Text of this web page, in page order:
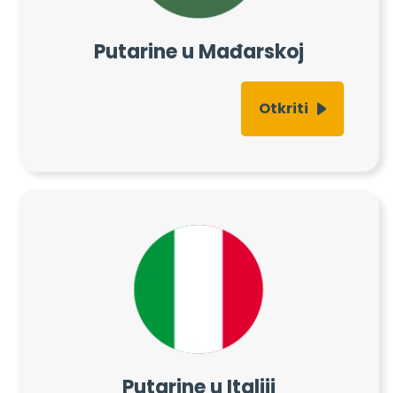
Putarine u Mađarskoj
Otkriti
Putarine u Italiji